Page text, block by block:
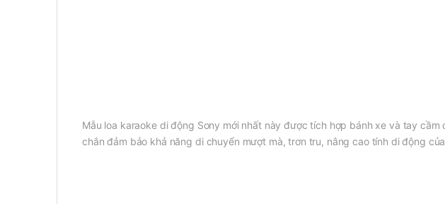
Mẫu loa karaoke di động Sony mới nhất này được tích hợp bánh xe và tay
chắn đảm bảo khả năng di chuyển mượt mà, trơn tru, nâng cao tính di động